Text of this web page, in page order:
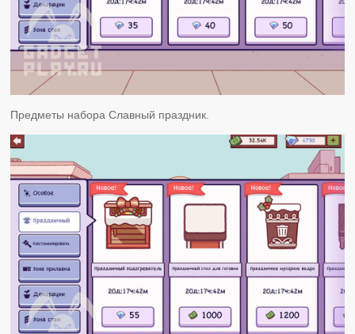
Предметы набора Славный праздник.